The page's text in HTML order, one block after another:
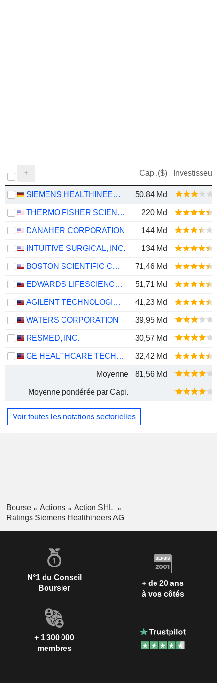
Capi.($) Investisseur
SIEMENS HEALTHINEERS AG 50,84 Md
THERMO FISHER SCIENTIFIC, INC. 220 Md
DANAHER CORPORATION 144 Md
INTUITIVE SURGICAL, INC. 134 Md
BOSTON SCIENTIFIC CORPORATION 71,46 Md
EDWARDS LIFESCIENCES CORPORATION 51,71 Md
AGILENT TECHNOLOGIES, INC. 41,23 Md
WATERS CORPORATION 39,95 Md
RESMED, INC. 30,57 Md
GE HEALTHCARE TECHNOLOGIES INC. 32,42 Md
Moyenne 81,56 Md
Moyenne pondérée par Capi.
Voir toutes les notations sectorielles
Bourse Actions
Action SHL
Ratings Siemens Healthineers AG
N°1 du Conseil
Boursier
+ de 20 ans
à vos côtés
+ 1 300 000
membres